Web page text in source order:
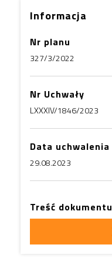
Informacja
Nr planu
327/3/2022
Nr Uchwały
LXXXIV/1846/2023
Data uchwalenia
29.08.2023
Treść dokumentu